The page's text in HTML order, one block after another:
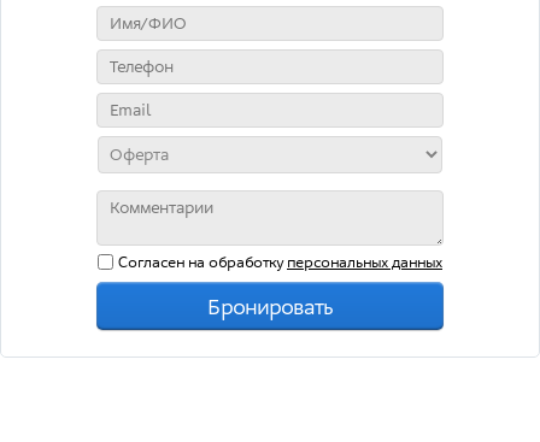
Согласен на обработкуперсональных данных